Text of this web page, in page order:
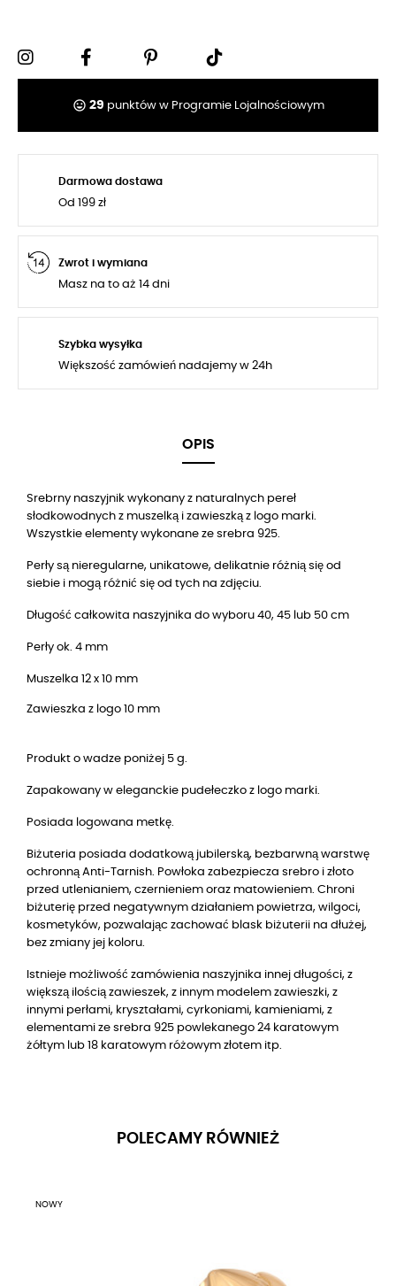
tag_faces 29 punktów w Programie Lojalnościowym
Darmowa dostawa
Od 199 zł
Zwrot i wymiana
Masz na to aż 14 dni
Szybka wysyłka
Większość zamówień nadajemy w 24h
OPIS
Srebrny naszyjnik wykonany z naturalnych pereł
słodkowodnych z muszelką i zawieszką z logo marki.
Wszystkie elementy wykonane ze srebra 925.
Perły są nieregularne, unikatowe, delikatnie różnią się od
siebie i mogą różnić się od tych na zdjęciu.
Długość całkowita naszyjnika do wyboru 40, 45 lub 50 cm
Perły ok. 4 mm
Muszelka 12 x 10 mm
Zawieszka z logo 10 mm
Produkt o wadze poniżej 5 g.
Zapakowany w eleganckie pudełeczko z logo marki.
Posiada logowana metkę.
Biżuteria posiada dodatkową jubilerską, bezbarwną warstwę
ochronną Anti-Tarnish. Powłoka zabezpiecza srebro i złoto
przed utlenianiem, czernieniem oraz matowieniem. Chroni
biżuterię przed negatywnym działaniem powietrza, wilgoci,
kosmetyków, pozwalając zachować blask biżuterii na dłużej,
bez zmiany jej koloru.
Istnieje możliwość zamówienia naszyjnika innej długości, z
większą ilością zawieszek, z innym modelem zawieszki, z
innymi perłami, kryształami, cyrkoniami, kamieniami, z
elementami ze srebra 925 powlekanego 24 karatowym
żółtym lub 18 karatowym różowym złotem itp.
POLECAMY RÓWNIEŻ
NOWY